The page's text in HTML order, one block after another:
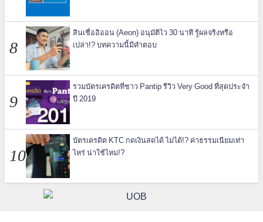
สินเชื่ออิออน (Aeon) อนุมัติไว 30 นาที รู้ผลจริงหรือ
เปล่า!? บทความนี้มีคำตอบ
รวมบัตรเครดิตที่ชาว Pantip รีวิว Very Good ที่สุดประจำ
ปี 2019
บัตรเครดิต KTC กดเงินสดได้ ไม่ได้!? ค่าธรรมเนียมเท่า
ไหร่ น่าใช้ไหม!?